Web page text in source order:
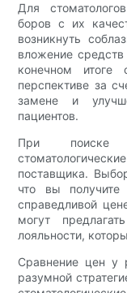
Для
боров с их
возникнуть
вложение
конечном итоге
перспективе за
замене и
пациентов.
При поиске
поставщика.
что вы получите
справедливой
могут
лояльности,
Сравнение цен у
разумной